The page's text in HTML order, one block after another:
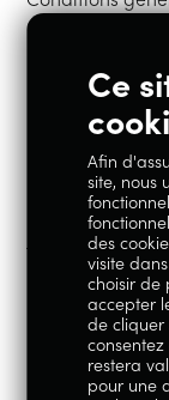
Restons en
Instagram
100% Liégeois
© 2026
Ce
Afin
site, nous
des
visite
choisir de
accepter
de cliquer
restera
pour une